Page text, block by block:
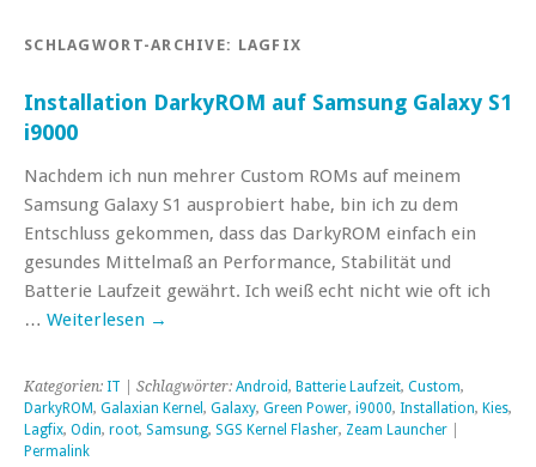
SCHLAGWORT-ARCHIVE: LAGFIX
Installation DarkyROM auf Samsung Galaxy S1
i9000
Nachdem ich nun mehrer Custom ROMs auf meinem
Samsung Galaxy S1 ausprobiert habe, bin ich zu dem
Entschluss gekommen, dass das DarkyROM einfach ein
gesundes Mittelmaß an Performance, Stabilität und
Batterie Laufzeit gewährt. Ich weiß echt nicht wie oft ich
… Weiterlesen →
Kategorien: IT | Schlagwörter: Android, Batterie Laufzeit, Custom,
DarkyROM, Galaxian Kernel , Galaxy, Green Power, i9000, Installation, Kies,
Lagfix, Odin, root, Samsung, SGS Kernel Flasher, Zeam Launcher
Permalink